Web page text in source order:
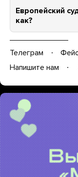
Европейский
как?
Телеграм
Напишите нам